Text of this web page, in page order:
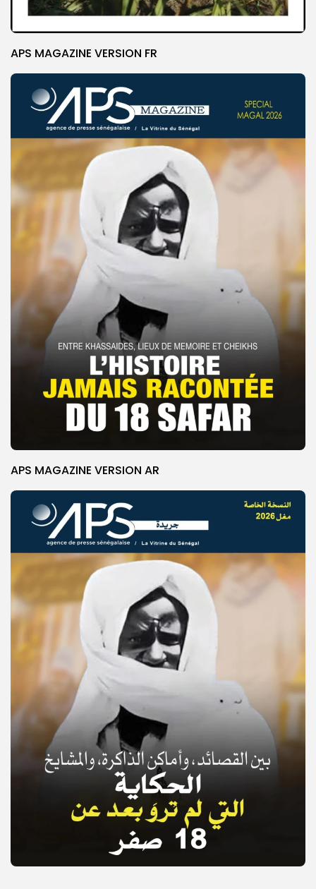
© Copyright 2025, APS
APS MAGAZINE VERSION FR
APS MAGAZINE VERSION AR